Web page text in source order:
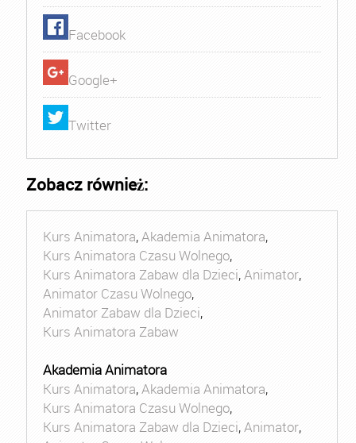
Facebook
Google+
Twitter
Zobacz również:
Kurs Animatora,Akademia Animatora,
Kurs Animatora Czasu Wolnego,
Kurs Animatora Zabaw dla Dzieci,Animator,
Animator Czasu Wolnego,
Animator Zabaw dla Dzieci,
Kurs Animatora Zabaw
Akademia Animatora
Kurs Animatora,Akademia Animatora,
Kurs Animatora Czasu Wolnego,
Kurs Animatora Zabaw dla Dzieci,Animator,